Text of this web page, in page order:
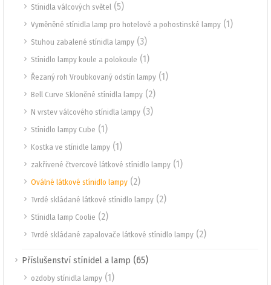
Stínidla válcových světel (5)
Vyměněné stínidla lamp pro hotelové a pohostinské lampy (1)
Stuhou zabalené stínidla lampy (3)
Stínidlo lampy koule a polokoule (1)
Řezaný roh Vroubkovaný odstín lampy (1)
Bell Curve Skloněné stínidla lampy (2)
N vrstev válcového stínidla lampy (3)
Stínidlo lampy Cube (1)
Kostka ve stínidle lampy (1)
zakřivené čtvercové látkové stínidlo lampy (1)
Oválné látkové stínidlo lampy (2)
Tvrdé skládané látkové stínidlo lampy (2)
Stínidla lamp Coolie (2)
Tvrdé skládané zapalovače látkové stínidlo lampy (2)
Příslušenství stínidel a lamp (65)
ozdoby stínidla lampy (1)